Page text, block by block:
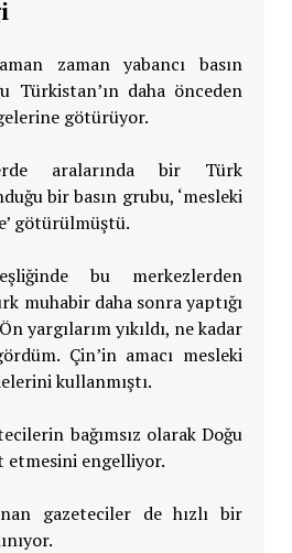
zaman yabancı basın
Türkistan’ın daha önceden
götürüyor.
aralarında bir Türk
bir basın grubu, ‘mesleki
götürülmüştü.
bu merkezlerden
muhabir daha sonra yaptığı
yargılarım yıkıldı, ne kadar
Çin’in amacı mesleki
kullanmıştı.
bağımsız olarak Doğu
etmesini engelliyor.
gazeteciler de hızlı bir